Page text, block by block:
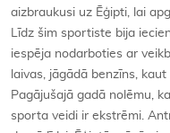
aizbraukusi uz Ēģipti, lai
Līdz šim sportiste bija
iespēja nodarboties ar
laivas, jāgādā benzīns,
Pagājušajā gadā nolēmu,
sporta veidi ir ekstrēmi.